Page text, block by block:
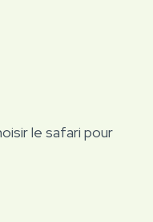
le safari pour